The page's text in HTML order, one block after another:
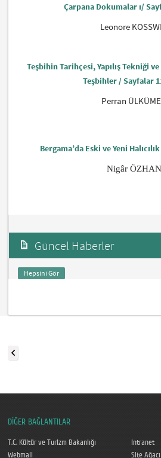
Çarpana Dokumalar ı/
Leonore
Teşbihin Tarihçesi, Yapılış Tekniği
Teşbihler / Sayfalar
Perran
Bergama’da Eski ve Yeni
Nigâr ÖZHAN
Güncel Haberler
Hepsini Gör
DİĞER BAĞLANTILAR
T.C. Kültür ve Turizm Bakanlığı
Intranet
Webmail
Site Ağacı